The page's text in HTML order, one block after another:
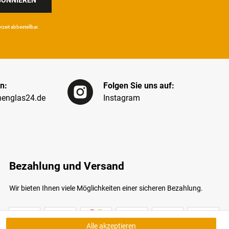
ab­bestel­lbar.
Folgen Sie uns auf:
Instagram
Bezahlung und Versand
Wir bieten Ihnen viele Möglichkeiten einer sicheren Bezahlung.
Alle akzeptieren